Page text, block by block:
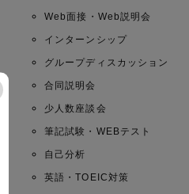
Web面接・Web説明会
インターンシップ
グループディスカッション
合同説明会
少人数座談会
筆記試験・WEBテスト
自己分析
英語・TOEIC対策